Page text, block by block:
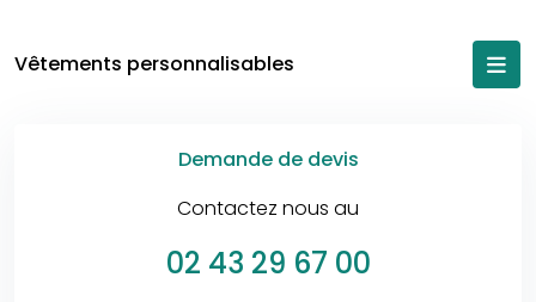
Vêtements personnalisables
Demande de devis
Contactez nous au
02 43 29 67 00